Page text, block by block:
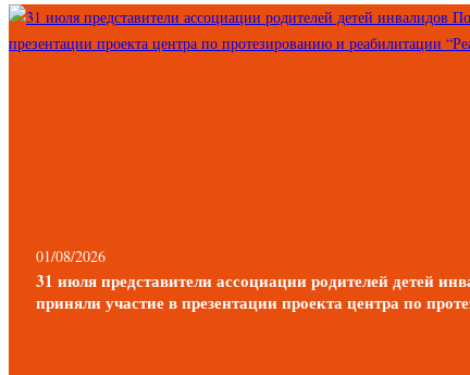
01/08/2026
31 июля представители ассоциации родителей детей
приняли участие в презентации проекта центра по